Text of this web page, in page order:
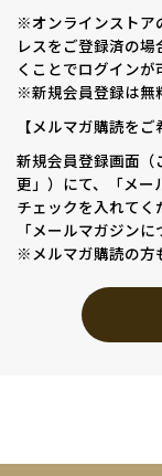
※オンラインストア
レスをご登録済の場
くことでログインが
※新規会員登録は無
【メルマガ購読をご
新規会員登録画面（
更」）にて、「メー
チェックを入れてく
「メールマガジン
※メルマガ購読の方